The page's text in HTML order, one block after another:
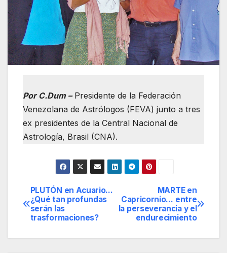
Por C.Dum –Presidente de la Federación
Venezolana de Astrólogos (FEVA) junto a tres
ex presidentes de la Central Nacional de
Astrología, Brasil (CNA).
Navegación
de
entradas
MARTE en
Capricornio… entre
la perseverancia y el
endurecimiento
PLUTÓN en Acuario…
¿Qué tan profundas
serán las
trasformaciones?